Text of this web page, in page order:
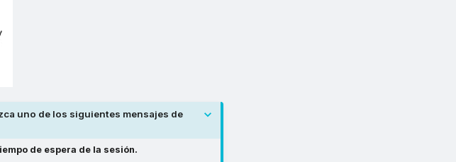
uno de los siguientes mensajes de
de espera de la sesión.